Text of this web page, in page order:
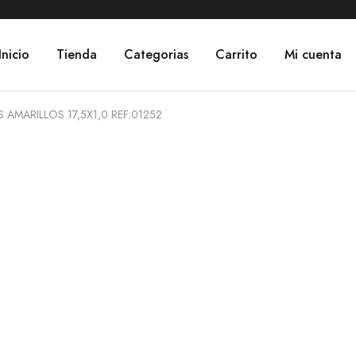
Inicio Tienda Categorias Carrito Mi cuenta
AMARILLOS 17,5X1,0 REF:01252